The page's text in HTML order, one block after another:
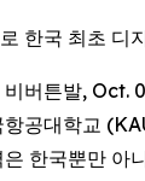
한국 최초 디
비버튼발,
공대학교
한국뿐만 아